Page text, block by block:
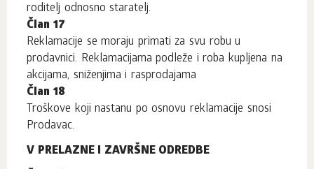
roditelj odnosno staratelj.
Član 17
Reklamacije se moraju primati za svu robu u
prodavnici. Reklamacijama podleže i roba kupljena na
akcijama, sniženjima i rasprodajama
Član 18
Troškove koji nastanu po osnovu reklamacije snosi
Prodavac.
V PRELAZNE I ZAVRŠNE ODREDBE